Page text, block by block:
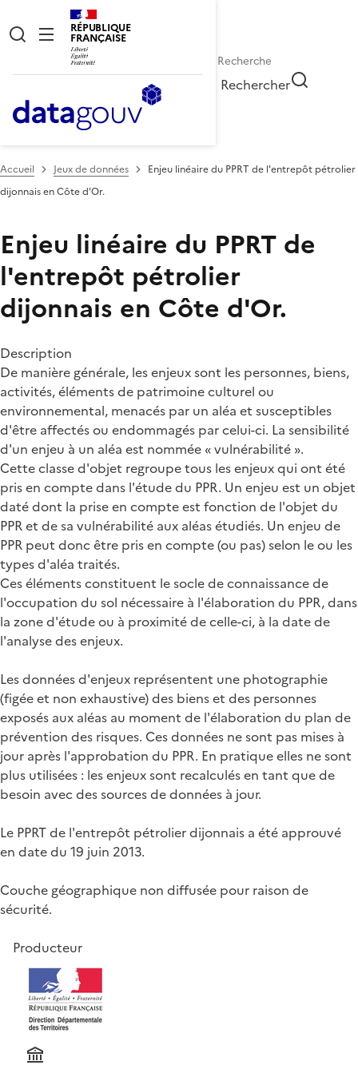
RÉPUBLIQUE
FRANÇAISE
Rechercher
Accueil Jeux de données
Enjeu linéaire du PPRT de l'entrepôt pétrolier
dijonnais en Côte d'Or.
Enjeu linéaire du PPRT de
l'entrepôt pétrolier
dijonnais en Côte d'Or.
Description
De manière générale, les enjeux sont les personnes, biens,
activités, éléments de patrimoine culturel ou
environnemental, menacés par un aléa et susceptibles
d'être affectés ou endommagés par celui-ci. La sensibilité
d'un enjeu à un aléa est nommée « vulnérabilité ».
Cette classe d'objet regroupe tous les enjeux qui ont été
pris en compte dans l'étude du PPR. Un enjeu est un objet
daté dont la prise en compte est fonction de l'objet du
PPR et de sa vulnérabilité aux aléas étudiés. Un enjeu de
PPR peut donc être pris en compte (ou pas) selon le ou les
types d'aléa traités.
Ces éléments constituent le socle de connaissance de
l'occupation du sol nécessaire à l'élaboration du PPR, dans
la zone d'étude ou à proximité de celle-ci, à la date de
l'analyse des enjeux.
Les données d'enjeux représentent une photographie
(figée et non exhaustive) des biens et des personnes
exposés aux aléas au moment de l'élaboration du plan de
prévention des risques. Ces données ne sont pas mises à
jour après l'approbation du PPR. En pratique elles ne sont
plus utilisées : les enjeux sont recalculés en tant que de
besoin avec des sources de données à jour.
Le PPRT de l'entrepôt pétrolier dijonnais a été approuvé
en date du 19 juin 2013.
Couche géographique non diffusée pour raison de
sécurité.
Producteur